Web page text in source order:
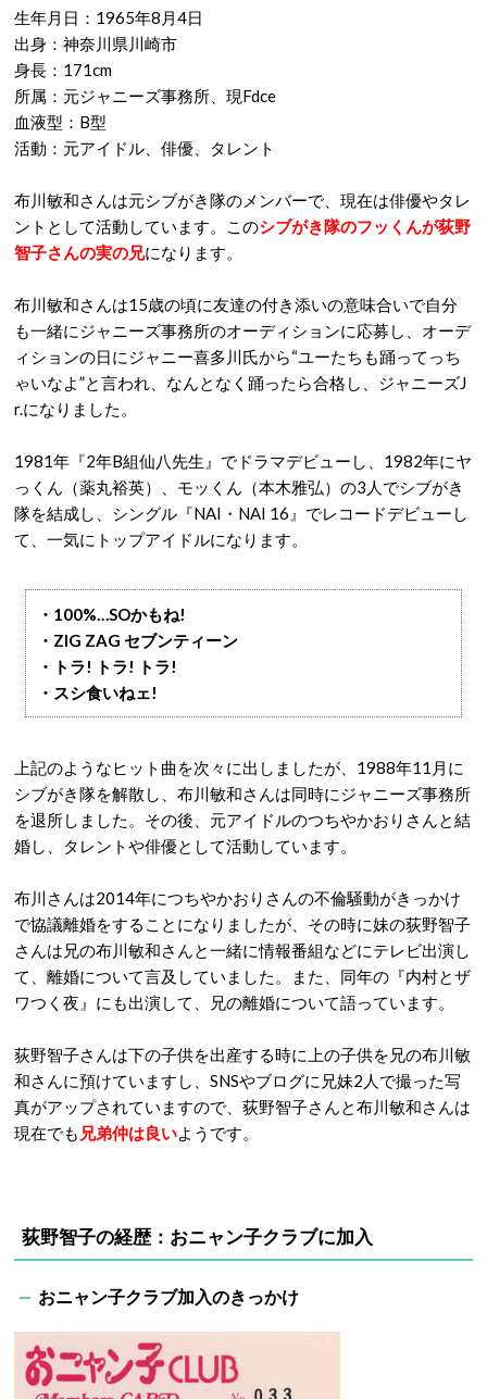
生年月日：1965年8月4日
出身：神奈川県川崎市
身長：171cm
所属：元ジャニーズ事務所、現Fdce
血液型：B型
活動：元アイドル、俳優、タレント
布川敏和さんは元シブがき隊のメンバーで、現在は俳優やタレ
ントとして活動しています。このシブがき隊のフッくんが荻野
智子さんの実の兄になります。
布川敏和さんは15歳の頃に友達の付き添いの意味合いで自分
も一緒にジャニーズ事務所のオーディションに応募し、オーデ
ィションの日にジャニー喜多川氏から“ユーたちも踊ってっち
ゃいなよ”と言われ、なんとなく踊ったら合格し、ジャニーズJ
r.になりました。
1981年『2年B組仙八先生』でドラマデビューし、1982年にヤ
っくん（薬丸裕英）、モッくん（本木雅弘）の3人でシブがき
隊を結成し、シングル『NAI・NAI 16』でレコードデビューし
て、一気にトップアイドルになります。
・100%…SOかもね!
・ZIG ZAG セブンティーン
・トラ! トラ! トラ!
・スシ食いねェ!
上記のようなヒット曲を次々に出しましたが、1988年11月に
シブがき隊を解散し、布川敏和さんは同時にジャニーズ事務所
を退所しました。その後、元アイドルのつちやかおりさんと結
婚し、タレントや俳優として活動しています。
布川さんは2014年につちやかおりさんの不倫騒動がきっかけ
で協議離婚をすることになりましたが、その時に妹の荻野智子
さんは兄の布川敏和さんと一緒に情報番組などにテレビ出演し
て、離婚について言及していました。また、同年の『内村とザ
ワつく夜』にも出演して、兄の離婚について語っています。
荻野智子さんは下の子供を出産する時に上の子供を兄の布川敏
和さんに預けていますし、SNSやブログに兄妹2人で撮った写
真がアップされていますので、荻野智子さんと布川敏和さんは
現在でも 兄弟仲は良いようです。
荻野智子の経歴：おニャン子クラブに加入
おニャン子クラブ加入のきっかけ